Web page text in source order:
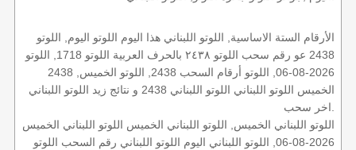
الأرقام الستة الاساسية, اللوتو اللبناني هذا اليوم اللوتو اليوم, اللوتو
2438 عو رقم سحب اللوتو ٢٤٣٨ بالحرف العربية اللوتو 1718, اللوتو
2026-08-06, اللوتو أرقام السحب 2438, اللوتو الخميس, 2438
الخميس اللوتو اللبناني اللوتو اللبناني 2438 و نتائج زيد اللوتو اللبناني
اللوتو اللبناني الخميس, اللوتو اللبناني الخميس اللوتو اللبناني الخميس
2026-08-06, اللوتو اللبناني اليوم اللوتو اللبناني رقم السحب اللوتو